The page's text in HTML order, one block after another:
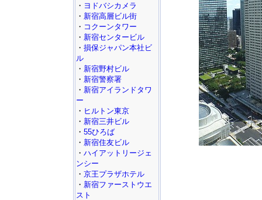
・ ヨドバシカメラ
・ 新宿高層ビル街
・ コクーンタワー
・ 新宿センタービル
・ 損保ジャパン本社ビ
ル
・ 新宿野村ビル
・ 新宿警察署
・ 新宿アイランドタワ
ー
・ ヒルトン東京
・ 新宿三井ビル
・ 55ひろば
・ 新宿住友ビル
・ ハイアットリージェ
ンシー
・ 京王プラザホテル
・ 新宿ファーストウエ
スト